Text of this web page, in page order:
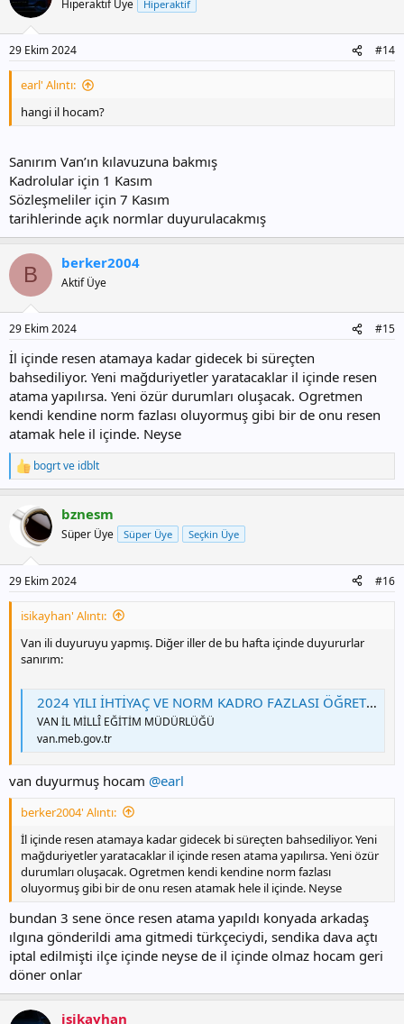
Hiperaktif Üye Hiperaktif
29 Ekim 2024 #14
earl' Alıntı:
hangi il hocam?
Sanırım Van’ın kılavuzuna bakmış
Kadrolular için 1 Kasım
Sözleşmeliler için 7 Kasım
tarihlerinde açık normlar duyurulacakmış
B berker2004
Aktif Üye
29 Ekim 2024 #15
İl içinde resen atamaya kadar gidecek bi süreçten
bahsediliyor. Yeni mağduriyetler yaratacaklar il içinde resen
atama yapılırsa. Yeni özür durumları oluşacak. Ogretmen
kendi kendine norm fazlası oluyormuş gibi bir de onu resen
atamak hele il içinde. Neyse
T
e
k
:
bogrtve idblt
bznesm
Süper Üye Süper Üye Seçkin Üye
29 Ekim 2024 #16
isikayhan' Alıntı:
Van ili duyuruyu yapmış. Diğer iller de bu hafta içinde duyururlar
sanırım:
2024 YILI İHTİYAÇ VE NORM KADRO FAZLASI ÖĞRETMENLERİN ATAMALARI
VAN İL MİLLÎ EĞİTİM MÜDÜRLÜĞÜ
van.meb.gov.tr
van duyurmuş hocam @earl
berker2004' Alıntı:
İl içinde resen atamaya kadar gidecek bi süreçten bahsediliyor. Yeni
mağduriyetler yaratacaklar il içinde resen atama yapılırsa. Yeni özür
durumları oluşacak. Ogretmen kendi kendine norm fazlası
oluyormuş gibi bir de onu resen atamak hele il içinde. Neyse
bundan 3 sene önce resen atama yapıldı konyada arkadaş
ılgına gönderildi ama gitmedi türkçeciydi, sendika dava açtı
iptal edilmişti ilçe içinde neyse de il içinde olmaz hocam geri
döner onlar
isikayhan